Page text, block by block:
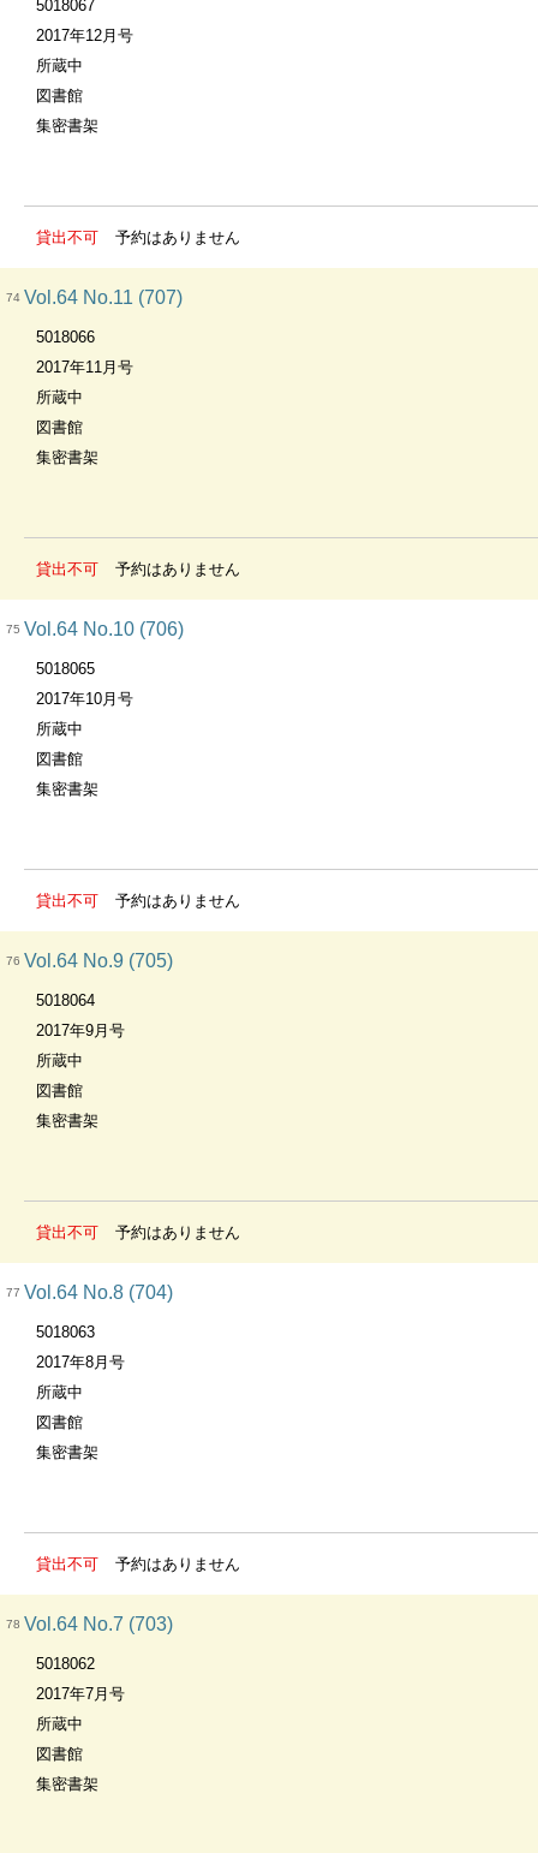
5018067
2017年12月号
所蔵中
図書館
集密書架
貸出不可 予約はありません
74 Vol.64 No.11 (707)
5018066
2017年11月号
所蔵中
図書館
集密書架
貸出不可 予約はありません
75 Vol.64 No.10 (706)
5018065
2017年10月号
所蔵中
図書館
集密書架
貸出不可 予約はありません
76 Vol.64 No.9 (705)
5018064
2017年9月号
所蔵中
図書館
集密書架
貸出不可 予約はありません
77 Vol.64 No.8 (704)
5018063
2017年8月号
所蔵中
図書館
集密書架
貸出不可 予約はありません
78 Vol.64 No.7 (703)
5018062
2017年7月号
所蔵中
図書館
集密書架